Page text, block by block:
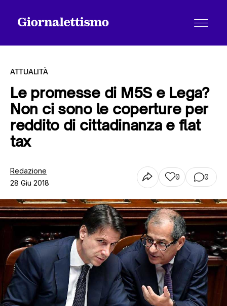
Tutti gli articoli
ATTUALITÀ
Le promesse di M5S e Lega?
Non ci sono le coperture per
reddito di cittadinanza e flat
tax
Redazione
28 Giu 2018
0 0